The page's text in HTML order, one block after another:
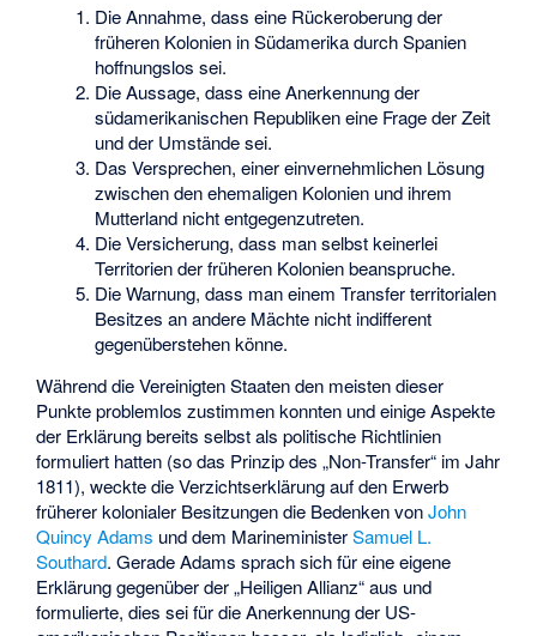
Die Annahme, dass eine Rückeroberung der
früheren Kolonien in Südamerika durch Spanien
hoffnungslos sei.
Die Aussage, dass eine Anerkennung der
südamerikanischen Republiken eine Frage der Zeit
und der Umstände sei.
Das Versprechen, einer einvernehmlichen Lösung
zwischen den ehemaligen Kolonien und ihrem
Mutterland nicht entgegenzutreten.
Die Versicherung, dass man selbst keinerlei
Territorien der früheren Kolonien beanspruche.
Die Warnung, dass man einem Transfer territorialen
Besitzes an andere Mächte nicht indifferent
gegenüberstehen könne.
Während die Vereinigten Staaten den meisten dieser
Punkte problemlos zustimmen konnten und einige Aspekte
der Erklärung bereits selbst als politische Richtlinien
formuliert hatten (so das Prinzip des „Non-Transfer“ im Jahr
1811), weckte die Verzichtserklärung auf den Erwerb
früherer kolonialer Besitzungen die Bedenken vonJohn
Quincy Adams und dem MarineministerSamuel L.
Southard. Gerade Adams sprach sich für eine eigene
Erklärung gegenüber der „Heiligen Allianz“ aus und
formulierte, dies sei für die Anerkennung der US-